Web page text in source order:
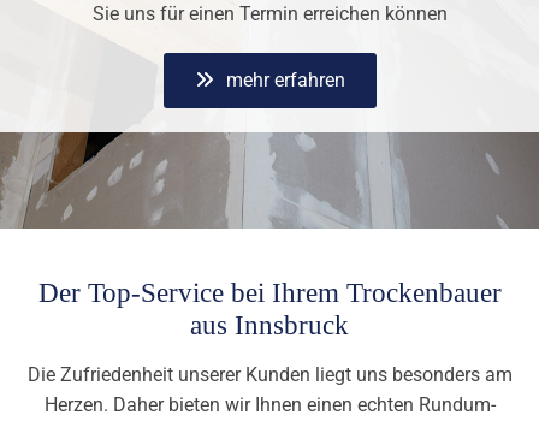
Sie uns für einen Termin erreichen können
mehr erfahren
Der Top-Service bei Ihrem Trockenbauer
aus Innsbruck
Die Zufriedenheit unserer Kunden liegt uns besonders am
Herzen. Daher bieten wir Ihnen einen echten Rundum-